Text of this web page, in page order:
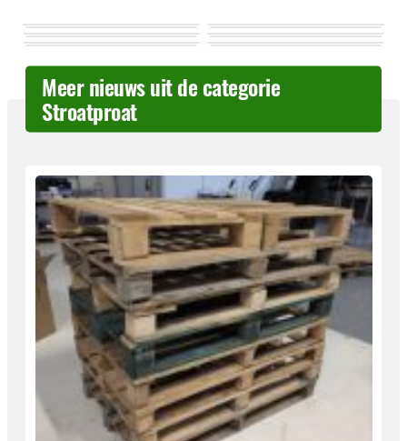
Meer nieuws uit de categorie
Stroatproat